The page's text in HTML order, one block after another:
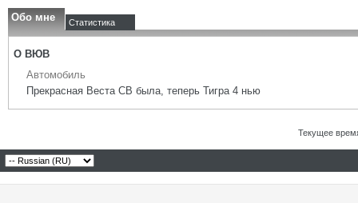
Обо мне Статистика
О ВЮВ
Автомобиль
Прекрасная Веста СВ была, теперь Тигра 4 нью
Текущее